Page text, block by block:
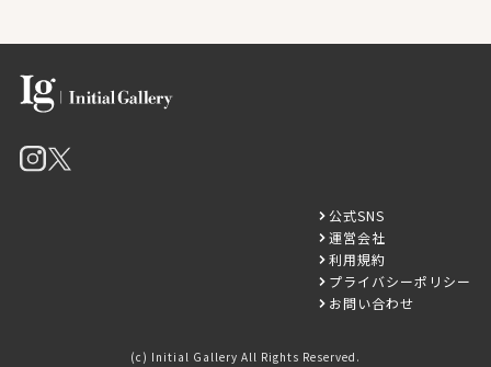
公式SNS
運営会社
利用規約
プライバシーポリシー
お問い合わせ
(c) Initial Gallery All Rights Reserved.